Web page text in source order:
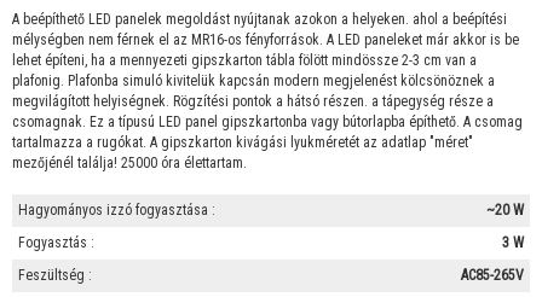
A beépíthető LED panelek megoldást nyújtanak azokon a helyeken. ahol a beépítési
mélységben nem férnek el az MR16-os fényforrások. A LED paneleket már akkor is be
lehet építeni, ha a mennyezeti gipszkarton tábla fölött mindössze 2-3 cm van a
plafonig. Plafonba simuló kivitelük kapcsán modern megjelenést kölcsönöznek a
megvilágított helyiségnek. Rögzítési pontok a hátsó részen. a tápegység része a
csomagnak. Ez a típusú LED panel gipszkartonba vagy bútorlapba építhető. A csomag
tartalmazza a rugókat. A gipszkarton kivágási lyukméretét az adatlap "méret"
mezőjénél találja! 25000 óra élettartam.
Hagyományos izzó fogyasztása :
~20 W
Fogyasztás :
3 W
Feszültség :
AC85-265V